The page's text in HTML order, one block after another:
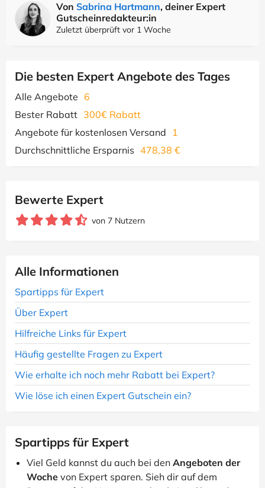
Von Sabrina Hartmann, deiner Expert
Gutscheinredakteur:in
Zuletzt überprüft vor 1 Woche
Die besten Expert Angebote des Tages
Alle Angebote 6
Bester Rabatt 300€ Rabatt
Angebote für kostenlosen Versand
1
Durchschnittliche Ersparnis 478,38 €
Bewerte Expert
von 7 Nutzern
Alle Informationen
Spartipps für Expert
Über Expert
Hilfreiche Links für Expert
Häufig gestellte Fragen zu Expert
Wie erhalte ich noch mehr Rabatt bei Expert?
Wie löse ich einen Expert Gutschein ein?
Spartipps für Expert
Viel Geld kannst du auch bei den Angeboten der
Woche von Expert sparen. Sieh dir auf dem